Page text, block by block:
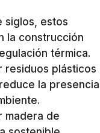
siglos, estos
la construcción
térmica.
residuos plásticos
la presencia
madera de